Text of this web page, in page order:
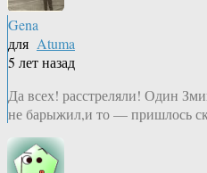
Gena
для Atuma
5 лет назад
Да всех! расстреляли! Один
не барыжил,и то — пришлось